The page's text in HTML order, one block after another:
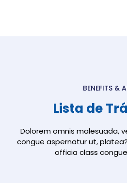
BENEFITS &
Lista de
Dolorem omnis malesuada,
congue aspernatur ut,
officia class